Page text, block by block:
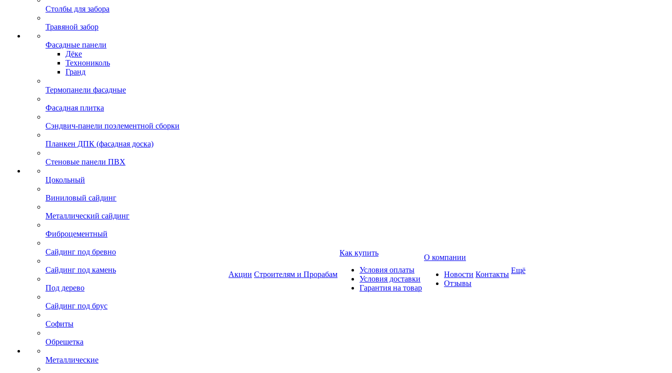
Столбы для забора
Травяной забор
Фасадные панели
Дёке
Технониколь
Гранд
Термопанели фасадные
Фасадная плитка
Сэндвич-панели поэлементной сборки
Планкен ДПК (фасадная доска)
Стеновые панели ПВХ
Цокольный
Виниловый сайдинг
Металлический сайдинг
Фиброцементный
Сайдинг под бревно
Сайдинг под камень
Под дерево
Сайдинг под брус
Софиты
Обрешетка
Металлические
Акции Строителям и Прорабам
Как купить
Условия оплаты
Условия доставки
Гарантия на товар
О компании
Новости
Отзывы
Контакты Ещё